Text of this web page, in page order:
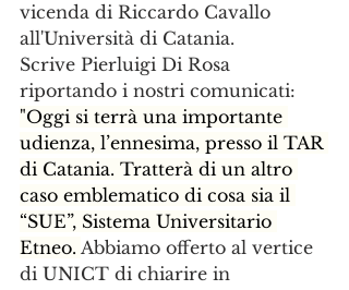
vicenda di Riccardo Cavallo
all'Università di Catania.
Scrive Pierluigi Di Rosa
riportando i nostri comunicati:
"Oggi si terrà una importante
udienza, l’ennesima, presso il TAR
di Catania. Tratterà di un altro
caso emblematico di cosa sia il
“SUE”, Sistema Universitario
Etneo. Abbiamo offerto al vertice
di UNICT di chiarire in